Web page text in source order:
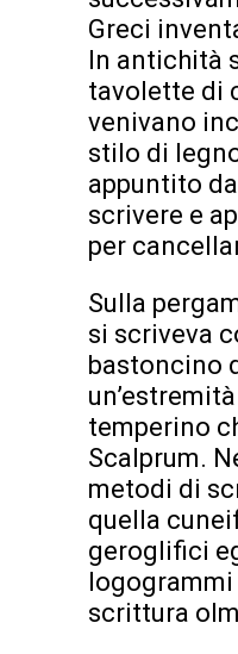
Greci
In antichità
tavolette di
venivano
stilo di
appuntito
scrivere e
per
Sulla
si scriveva
bastoncino
temperino
Scalprum.
metodi di
quella
geroglifici
scrittura